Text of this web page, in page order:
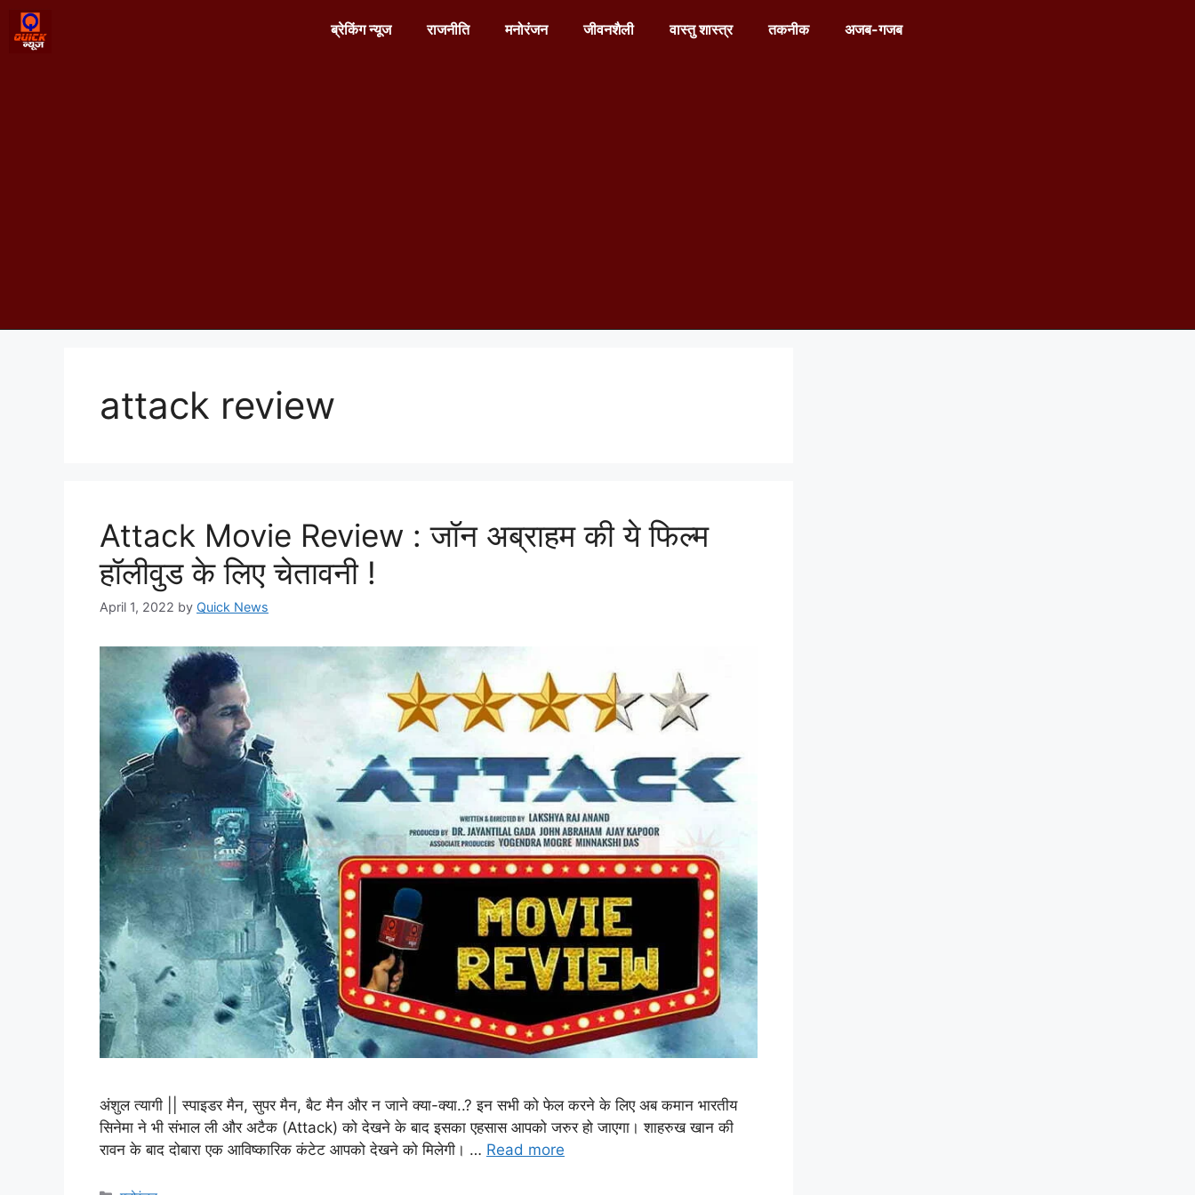
ब्रेकिंग न्यूज राजनीति मनोरंजन जीवनशैली वास्तु शास्त्र तकनीक अजब-गजब
attack review
Attack Movie Review : जॉन अब्राहम की ये फिल्म
हॉलीवुड के लिए चेतावनी !
April 1, 2022 by Quick News
अंशुल त्यागी || स्पाइडर मैन, सुपर मैन, बैट मैन और न जाने क्या-क्या..? इन सभी को फेल करने के लिए अब कमान भारतीय
सिनेमा ने भी संभाल ली और अटैक (Attack) को देखने के बाद इसका एहसास आपको जरुर हो जाएगा। शाहरुख खान की
रावन के बाद दोबारा एक आविष्कारिक कंटेट आपको देखने को मिलेगी। … Read more